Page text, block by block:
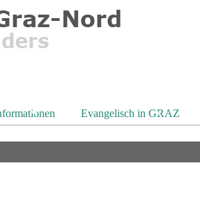
Evangelisch in GRAZ